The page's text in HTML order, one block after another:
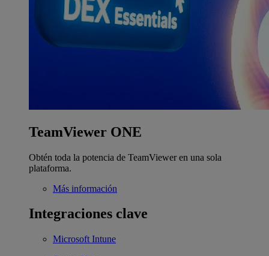
TeamViewer ONE
Obtén toda la potencia de TeamViewer en una sola
plataforma.
Más información
Integraciones clave
Microsoft Intune